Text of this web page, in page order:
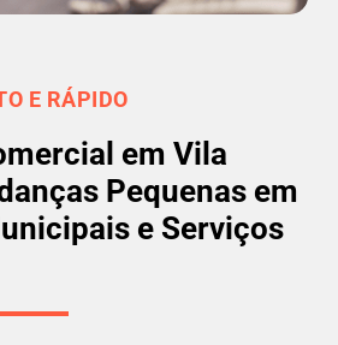
E RÁPIDO
em Vila
Pequenas em
e Serviços